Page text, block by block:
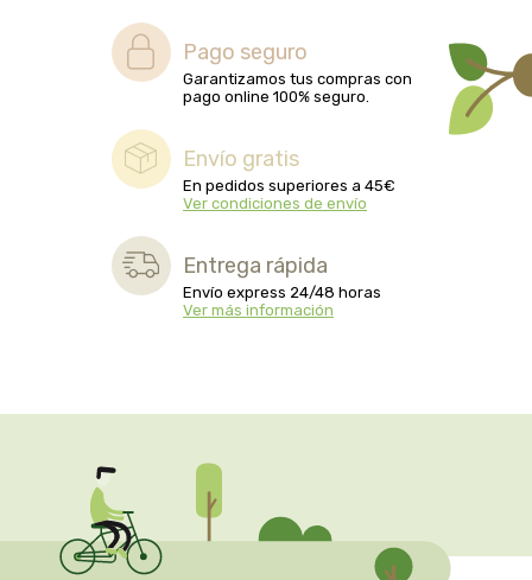
Pago seguro
Garantizamos tus compras con
pago online 100% seguro.
Envío gratis
En pedidos superiores a 45€
Ver condiciones de envío
Entrega rápida
Envío express 24/48 horas
Ver más información
biokap
biomix
biotta
calmmabis
camaleon